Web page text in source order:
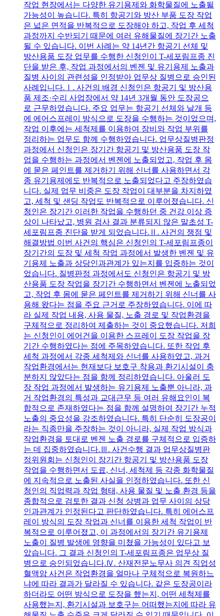
작업 현장에서는 다양한 유기용제와 화학물질에 노출될
가능성이 높습니다. 특히 항공기와 방산 부품 도장 작업
은 넓은 면적을 반복적으로 도장해야 하고, 작업 후 세척
과정까지 수반되기 때문에 여러 유해물질에 장기간 노출
될 수 있습니다. 이번 사례는 약 14년간 항공기 선체 및
방산용품 도장 업무를 수행한 신청인이 T-세포림프종 진
단을 받은 후, 작업 과정에서의 벤젠 및 유기용제 노출과
질병 사이의 관련성을 인정받아 업무상 질병으로 승인된
사례입니다.Ⅰ. 사건의 배경 신청인은 항공기 및 방산용
품 제조·수리 사업장에서 약 14년 3개월 동안 도장공으
로 근무하였습니다. 주요 업무는 항공기 선체와 날개 등
에 에어스프레이 방식으로 도장을 수행하는 것이었으며,
작업 이후에는 세척제를 이용하여 장비와 작업 부위를
정리하는 업무도 함께 수행하였습니다. 업무상질병판정
과정에서 신청인은 장기간 항공기 및 방산용품 도장 작
업을 수행하는 과정에서 벤젠에 노출되었고, 작업 후 몸
에 묻은 페인트를 제거하기 위해 신너를 사용하면서 각
종 유기용제에도 반복적으로 노출되었다고 주장하였습
니다. 실제 업무 비중은 도장 작업이 대부분을 차지하였
고, 세척 및 샌딩 작업도 반복적으로 이루어졌습니다. 신
청인은 장기간 이러한 작업을 수행하던 중 건강 이상 증
상이 나타났고, 병원 검사 결과 분류되지 않은 말초성 T-
세포림프종 진단을 받게 되었습니다.Ⅱ. 사건의 쟁점 및
해결방법 이번 사건의 핵심은 신청인의 T-세포림프종이
장기간의 도장 및 세척 작업 과정에서 발생한 벤젠 및 유
기용제 노출과 상당인과관계가 있는지를 입증하는 것이
었습니다. 질병판정 과정에서도 신청인은 항공기 및 방
산용품 도장 작업을 장기간 수행하면서 벤젠에 노출되었
고, 작업 후 몸에 묻은 페인트를 제거하기 위해 신너를 사
용해 왔다는 점을 주요 근거로 주장하였습니다. 이에 따
라 실제 작업 내용, 사용 물질, 노출 경로 및 작업환경을
구체적으로 정리하여 제출하는 것이 중요했습니다. 저희
는 신청인이 에어건을 이용한 스프레이 도장 작업을 장
기간 수행하였다는 점에 주목하였습니다. 또한 작업 후
세척 과정에서 각종 세척제와 신너를 사용하였고, 과거
작업환경에서는 현재보다 보호구 착용과 환기시설이 충
분하지 않았다는 점을 함께 정리하였습니다. 아울러 도
장 작업 과정에서 발생하는 유기용제 노출뿐 아니라, 과
거 작업환경의 특성과 교대근무 등 여러 유해요인이 복
합적으로 존재하였다는 점을 함께 설명하여 장기간 누적
노출의 중요성을 강조하였습니다. 특히 단순히 도장공이
라는 직종만을 주장하는 것이 아니라, 실제 작업 방식과
작업환경을 토대로 벤젠 노출 경로를 구체적으로 입증하
는 데 집중하였습니다.Ⅲ. 사건수행 결과 업무상질병판
정위원회는 신청인이 장기간 항공기 및 방산용품 도장
작업을 수행하면서 도료, 신너, 세척제 등 각종 화학물질
에 지속적으로 노출된 사실을 인정하였습니다. 또한 신
청인의 직업력과 작업 형태, 사용 물질 및 노출 환경 등을
종합적으로 검토한 결과 신청 상병과 업무 사이의 상당
인과관계가 인정된다고 판단하였습니다. 특히 에어스프
레이 방식의 도장 작업과 신너를 이용한 세척 작업이 반
복적으로 이루어졌고, 이 과정에서의 장기간 유기용제
노출이 질병 발생에 영향을 미쳤을 가능성이 있다고 보
았습니다. 그 결과 신청인의 T-세포림프종은 업무상 질
병으로 승인되었습니다.Ⅳ. 산재전문노무사 의견 직업성
혈액암 사건은 작업환경을 얼마나 구체적으로 복원하느
냐에 따라 결과가 달라질 수 있습니다. 같은 도장공이라
하더라도 어떤 방식으로 도장을 했는지, 어떤 세척제를
사용했는지, 환기시설과 보호구는 어떠했는지에 따라 유